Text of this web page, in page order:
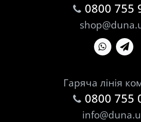
0800 755
Гаряча лінія
0800 755